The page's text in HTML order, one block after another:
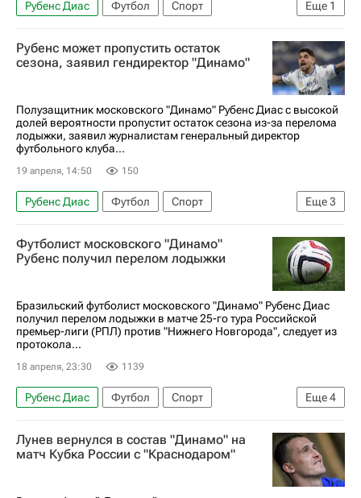
Еще 1
Рубенс Диас Футбол
Спорт
Динамо Москва
Рубенс может пропустить остаток
сезона, заявил гендиректор "Динамо"
Полузащитник московского "Динамо" Рубенс Диас с высокой
долей вероятности пропустит остаток сезона из-за перелома
лодыжки, заявил журналистам генеральный директор
футбольного клуба...
19 апреля, 14:50 150
Еще3
Рубенс Диас Футбол
Спорт
Павел Пивоваров
Динамо Москва
РПЛ 2026-2027 (Чемпионат России по футболу)
Футболист московского "Динамо"
Рубенс получил перелом лодыжки
Бразильский футболист московского "Динамо" Рубенс Диас
получил перелом лодыжки в матче 25-го тура Российской
премьер-лиги (РПЛ) против "Нижнего Новгорода", следует из
протокола...
18 апреля, 23:30 1139
Еще4
Рубенс Диас Футбол
Спорт
Нижний Новгород
Атлетико Минейро
РПЛ 2026-2027 (Чемпионат России по футболу)
Лунев вернулся в состав "Динамо" на
матч Кубка России с "Краснодаром"